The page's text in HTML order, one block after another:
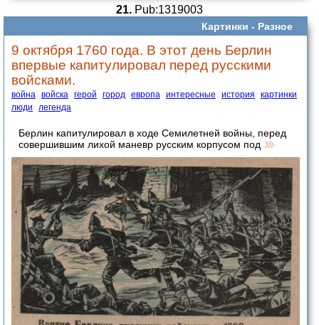
21. Pub:1319003
Картинки - Разное
9 октября 1760 года. В этот день Берлин
впервые капитулировал перед русскими
войсками.
война войска герой город европа интересные история
картинки
люди
легенда
Берлин капитулировал в ходе Семилетней войны, перед
совершившим лихой маневр русским корпусом под